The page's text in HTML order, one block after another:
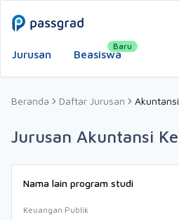
Jurusan Beasiswa
Baru
Beranda Daftar Jurusan
Jurusan Akuntansi
Nama lain program studi
Keuangan Publik